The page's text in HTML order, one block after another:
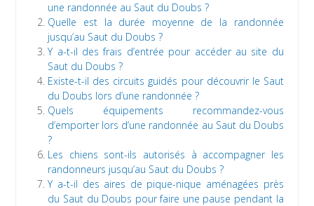
une randonnée au Saut du Doubs ?
Quelle est la durée moyenne de la randonnée
jusqu’au Saut du Doubs ?
Y a-t-il des frais d’entrée pour accéder au site du
Saut du Doubs ?
Existe-t-il des circuits guidés pour découvrir le Saut
du Doubs lors d’une randonnée ?
Quels équipements recommandez-vous
d’emporter lors d’une randonnée au Saut du Doubs
?
Les chiens sont-ils autorisés à accompagner les
randonneurs jusqu’au Saut du Doubs ?
Y a-t-il des aires de pique-nique aménagées près
du Saut du Doubs pour faire une pause pendant la